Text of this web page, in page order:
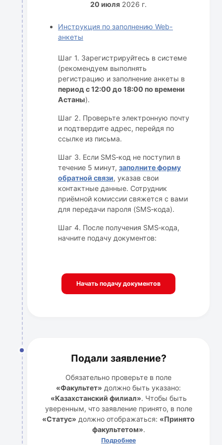
20 июля 2026 г.
Инструкция по заполнению Web-
анкеты
Шаг 1. Зарегистрируйтесь в системе
(рекомендуем выполнять
регистрацию и заполнение анкеты в
период с 12:00 до 18:00 по времени
Астаны).
Шаг 2. Проверьте электронную почту
и подтвердите адрес, перейдя по
ссылке из письма.
Шаг 3. Если SMS‑код не поступил в
течение 5 минут, заполните форму
обратной связи, указав свои
контактные данные. Сотрудник
приёмной комиссии свяжется с вами
для передачи пароля (SMS‑кода).
Шаг 4. После получения SMS‑кода,
начните подачу документов:
Начать подачу документов
Подали заявление?
Обязательно проверьте в поле
«Факультет» должно быть указано:
«Казахстанский филиал». Чтобы быть
уверенным, что заявление принято, в поле
«Статус» должно отображаться: «Принято
факультетом».
Подробнее